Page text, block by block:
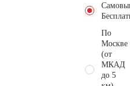
По
Москве
(от
МКАД
до 5